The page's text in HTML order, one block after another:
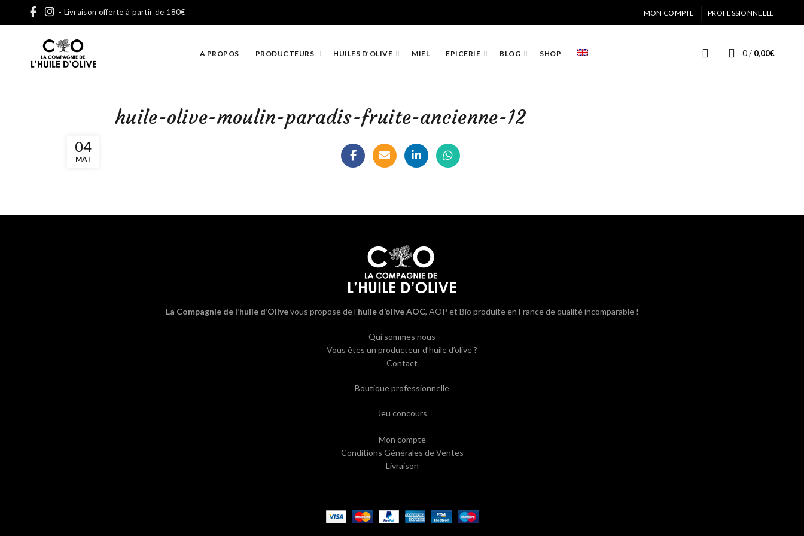
- Livraison offerte à partir de 180€ MON COMPTE PROFESSIONNELLE
A PROPOS PRODUCTEURS HUILES D’OLIVE MIEL EPICERIE BLOG SHOP 0 / 0,00€
04
MAI
huile-olive-moulin-paradis-fruite-ancienne-12
La Compagnie de l’huile d’Olivevous propose de l’huile d’olive AOC, AOP et Bio produite en France de qualité incomparable !
Qui sommes nous
Vous êtes un producteur d’huile d’olive ?
Contact
Boutique professionnelle
Jeu concours
Mon compte
Conditions Générales de Ventes
Livraison